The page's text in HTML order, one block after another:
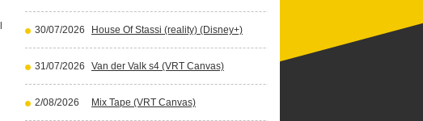
30/07/2026 House Of Stassi (reality) (Disney+)
31/07/2026 Van der Valk s4 (VRT Canvas)
2/08/2026 Mix Tape (VRT Canvas)